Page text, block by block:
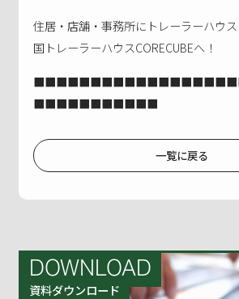
住居・店舗・事務所にトレーラーハウ
国トレーラーハウスCORECUBEへ！
■■■■■■■■■■■
一覧に戻る
DOWNLOAD
資料ダウンロード